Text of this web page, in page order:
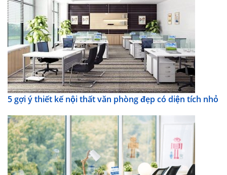
5 gợi ý thiết kế nội thất văn phòng đẹp có diện tích nhỏ